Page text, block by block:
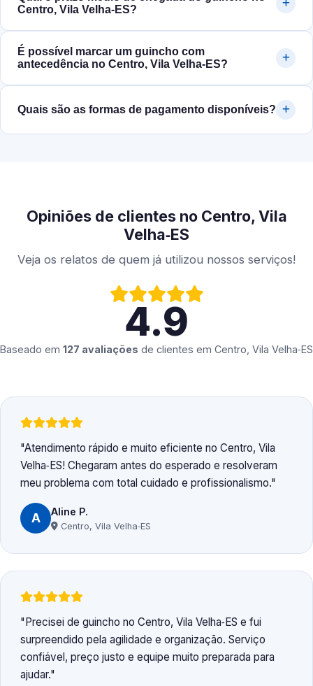
Centro, Vila Velha‑ES?
É possível marcar um guincho com
antecedência no Centro, Vila Velha‑ES?
Quais são as formas de pagamento disponíveis?
Opiniões de clientes no Centro, Vila
Velha‑ES
Veja os relatos de quem já utilizou nossos serviços!
4.9
Baseado em 127 avaliações de clientes em Centro, Vila Velha‑ES
Atendimento rápido e muito eficiente no Centro, Vila
Velha‑ES! Chegaram antes do esperado e resolveram
meu problema com total cuidado e profissionalismo.
A Aline P.
Centro, Vila Velha‑ES
Precisei de guincho no Centro, Vila Velha‑ES e fui
surpreendido pela agilidade e organização. Serviço
confiável, preço justo e equipe muito preparada para
ajudar.